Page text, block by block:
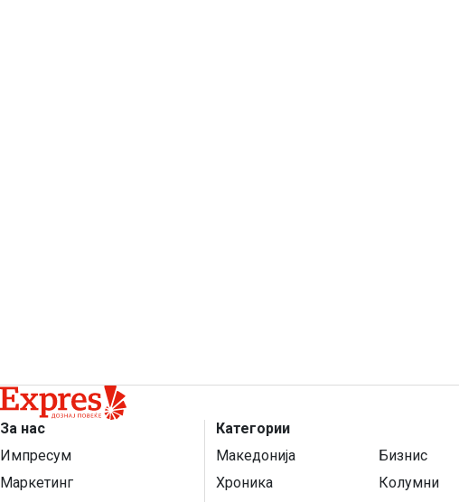
За нас
Импресум
Маркетинг
Категории
Македонија
Бизнис
Хроника
Колумни